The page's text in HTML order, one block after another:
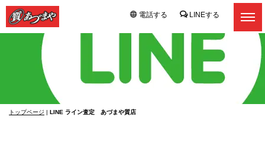
電話する LINEする
トップページ | LINE ライン査定 あづまや質店